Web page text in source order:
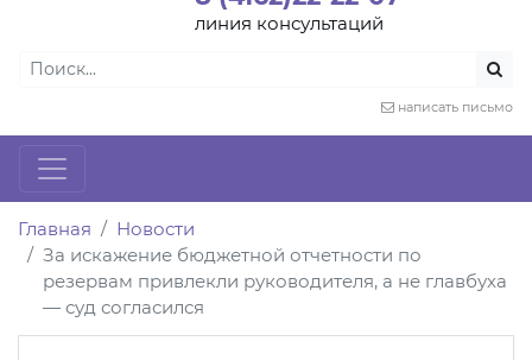
линия консультаций
написать письмо
Главная
Новости
За искажение бюджетной отчетности по
резервам привлекли руководителя, а не главбуха
— суд согласился